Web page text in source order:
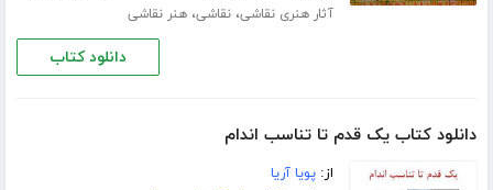
آثار هنری نقاشی،نقاشی،هنر نقاشی
دانلود کتاب
دانلود کتاب یک قدم تا تناسب اندام
از:پویا آریا